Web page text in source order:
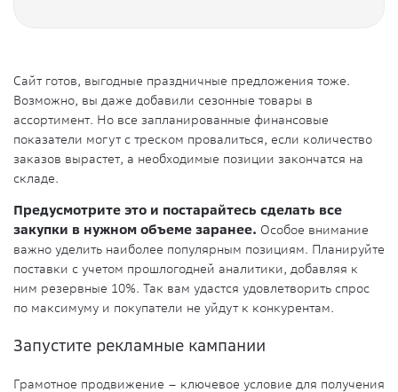
Сайт готов, выгодные праздничные предложения тоже.
Возможно, вы даже добавили сезонные товары в
ассортимент. Но все запланированные финансовые
показатели могут с треском провалиться, если количество
заказов вырастет, а необходимые позиции закончатся на
складе.
Предусмотрите это и постарайтесь сделать все
закупки в нужном объеме заранее. Особое внимание
важно уделить наиболее популярным позициям. Планируйте
поставки с учетом прошлогодней аналитики, добавляя к
ним резервные 10%. Так вам удастся удовлетворить спрос
по максимуму и покупатели не уйдут к конкурентам.
Запустите рекламные кампании
Грамотное продвижение – ключевое условие для получения